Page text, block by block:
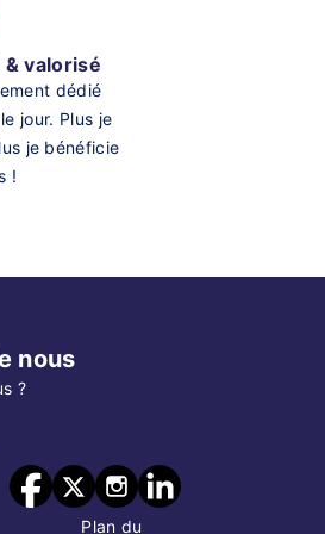
valorisé
dédié
jour. Plus je
je bénéficie
!
nous
?
Plan du